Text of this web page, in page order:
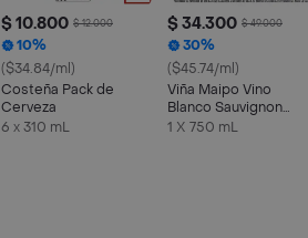
$ 10.800 $ 12.000
10%
($34.84/ml)
Costeña Pack de
Cerveza
6 x 310 mL
$ 34.300 $ 49.000
30%
($45.74/ml)
Viña Maipo Vino
Blanco Sauvignon
Blanc
1 X 750 mL